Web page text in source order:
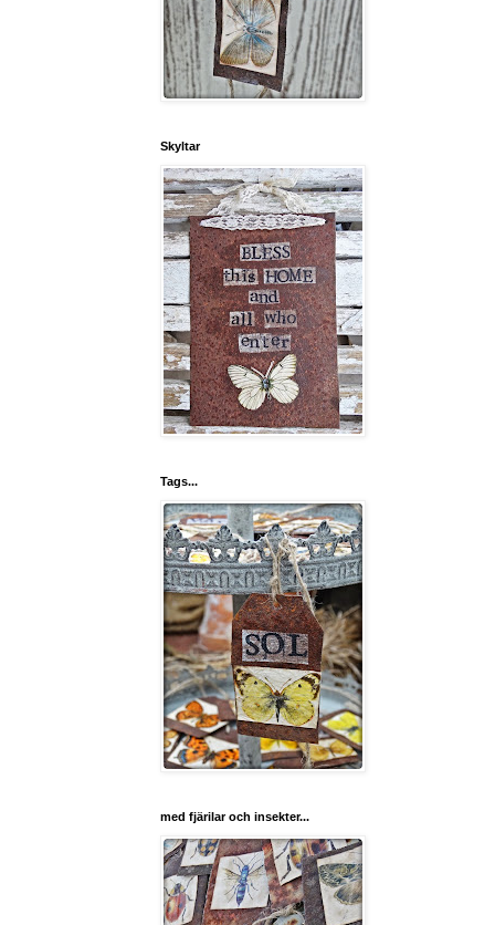
Skyltar
Tags...
med fjärilar och insekter...